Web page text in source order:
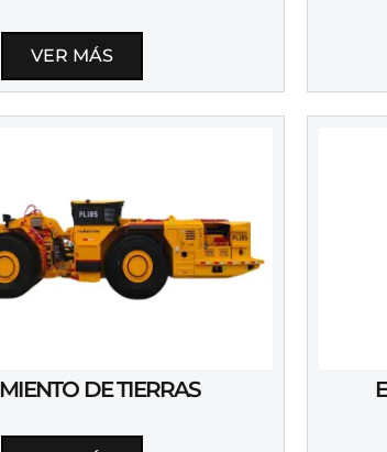
VER MÁS
DE TIERRAS